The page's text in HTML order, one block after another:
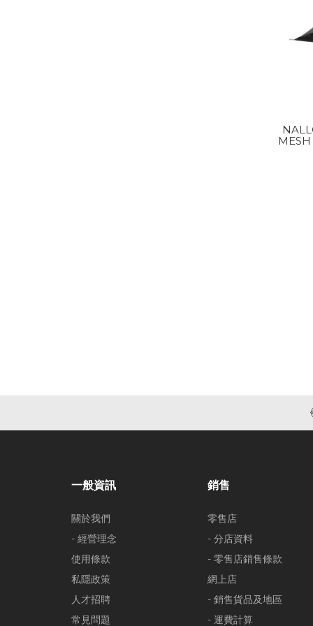
一般資訊
關於我們
- 經營理念
使用條款
私隱政策
人才招聘
常見問題
銷售
零售店
- 分店資料
- 零售店銷售條款
網上店
- 銷售貨品及地區
- 運費計算